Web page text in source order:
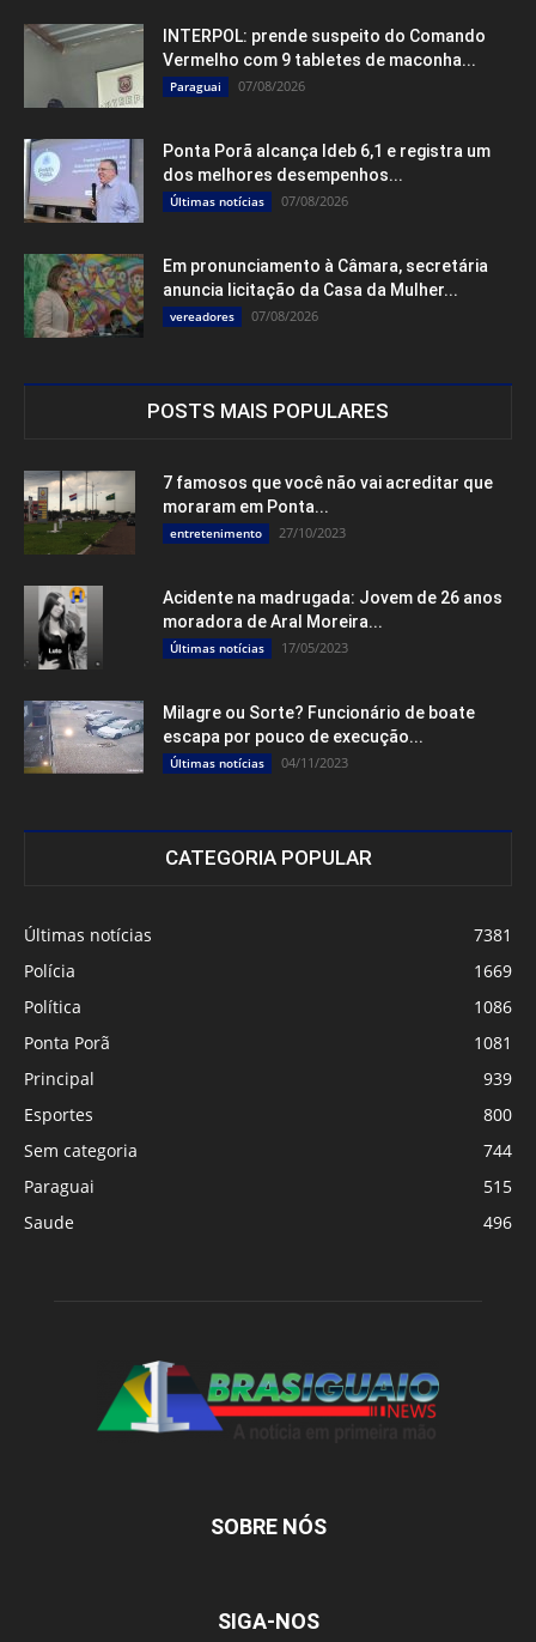
INTERPOL: prende suspeito do Comando
Vermelho com 9 tabletes de maconha...
Paraguai 07/08/2026
Ponta Porã alcança Ideb 6,1 e registra um
dos melhores desempenhos...
Últimas notícias 07/08/2026
Em pronunciamento à Câmara, secretária
anuncia licitação da Casa da Mulher...
vereadores 07/08/2026
POSTS MAIS POPULARES
7 famosos que você não vai acreditar que
moraram em Ponta...
entretenimento 27/10/2023
Acidente na madrugada: Jovem de 26 anos
moradora de Aral Moreira...
Últimas notícias 17/05/2023
Milagre ou Sorte? Funcionário de boate
escapa por pouco de execução...
Últimas notícias 04/11/2023
CATEGORIA POPULAR
Últimas notícias
7381
Polícia
1669
Política
1086
Ponta Porã
1081
Principal
939
Esportes
800
Sem categoria
744
Paraguai
515
Saude
496
SOBRE NÓS
SIGA-NOS